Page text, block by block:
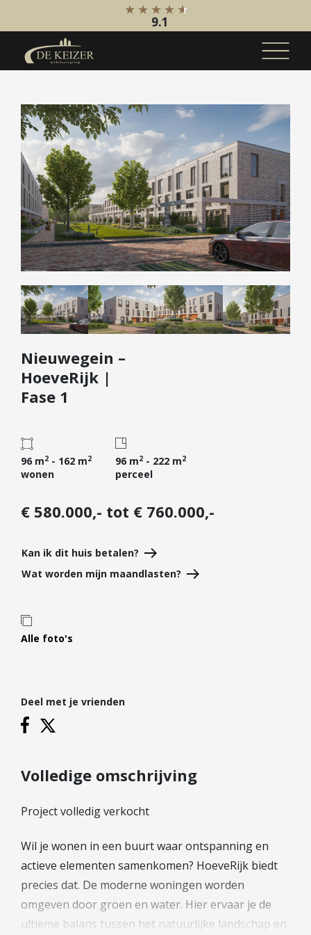
Koopaanbod
Bestaande bouw
Internationaal
Nieuwbouw
Bedrijfsaanbod
Huuraanbod
Bestaande bouw
Internationaal
Nieuwbouw
Bedrijfsaanbod
Diensten
Kopen
Verkopen
Huren
Taxeren
Verzekeren
Projectontwikkelaars
Hypotheken
Hypotheek oversluiten
Hypotheek verhogen
Banken
Duurzame hypotheek
Contact
Leer ons kennen
Ons Team
Vacatures
FAQ
Blog
9.1
Nieuwegein –
HoeveRijk |
Fase 1
96 m2 - 162 m2
wonen
96 m2- 222 m2
perceel
€ 580.000,- tot € 760.000,-
Kan ik dit huis betalen?
Wat worden mijn maandlasten?
Alle foto's
Deel met je vrienden
Volledige omschrijving
Project volledig verkocht
Wil je wonen in een buurt waar ontspanning en
actieve elementen samenkomen? HoeveRijk biedt
precies dat. De moderne woningen worden
omgeven door groen en water. Hier ervaar je de
ultieme balans tussen het natuurlijke landschap en